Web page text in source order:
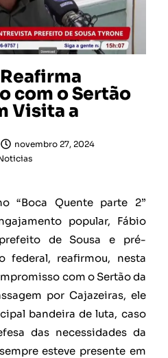
com o Sertão
Visita a
novembro 27, 2024
“Boca Quente parte 2”
popular, Fábio
de Sousa e pré-
federal, reafirmou, nesta
com o Sertão da
por Cajazeiras, ele
bandeira de luta, caso
das necessidades da
esteve presente em